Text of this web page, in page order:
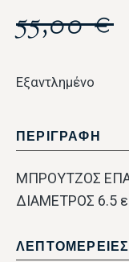
55,00€
Εξαντλημένο
ΠΕΡΙΓΡΑΦΗ
ΜΠΡΟΥΤΖΟΣ
ΔΙΑΜΕΤΡΟΣ 6.5
ΛΕΠΤΟΜΕΡΕΙΕΣ